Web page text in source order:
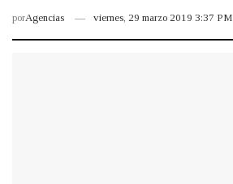
porAgencias viernes, 29 marzo 2019 3:37 PM